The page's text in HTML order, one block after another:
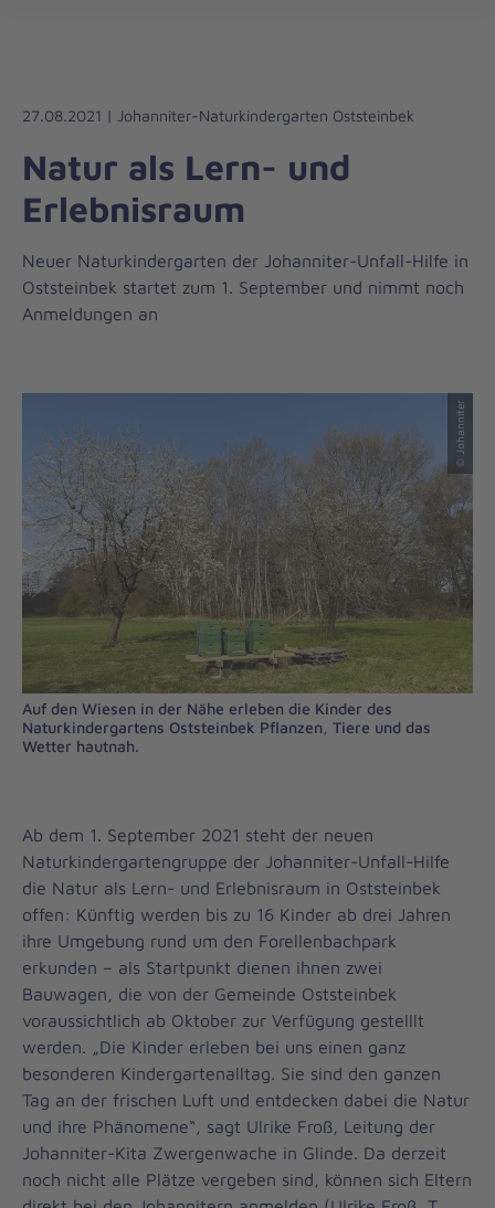
Liebe
Leben
27.08.2021 | Johanniter-Naturkindergarten Oststeinbek
Natur als Lern- und
Erlebnisraum
Neuer Naturkindergarten der Johanniter-Unfall-Hilfe in
Oststeinbek startet zum 1. September und nimmt noch
Anmeldungen an
© Johanniter
Auf den Wiesen in der Nähe erleben die Kinder des
Naturkindergartens Oststeinbek Pflanzen, Tiere und das
Wetter hautnah.
Ab dem 1. September 2021 steht der neuen
Naturkinder­gartengruppe der Johanniter-Unfall-Hilfe
die Natur als Lern- und Erlebnisraum in Oststeinbek
offen: Künftig werden bis zu 16 Kinder ab drei Jahren
ihre Umgebung rund um den Forellenbachpark
erkunden – als Startpunkt dienen ihnen zwei
Bauwagen, die von der Gemeinde Oststeinbek
voraussichtlich ab Oktober zur Verfügung gestelllt
werden. „Die Kinder erleben bei uns einen ganz
besonderen Kindergartenalltag. Sie sind den ganzen
Tag an der frischen Luft und entdecken dabei die Natur
und ihre Phänomene“, sagt Ulrike Froß, Leitung der
Johanniter-Kita Zwergenwache in Glinde. Da derzeit
noch nicht alle Plätze vergeben sind, können sich Eltern